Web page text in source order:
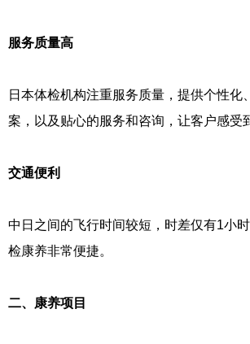
服务质量高
日本体检机构注重服务质量，提供个性化
案，以及贴心的服务和咨询，让客户感受
交通便利
中日之间的飞行时间较短，时差仅有1小
检康养非常便捷。
二、康养项目